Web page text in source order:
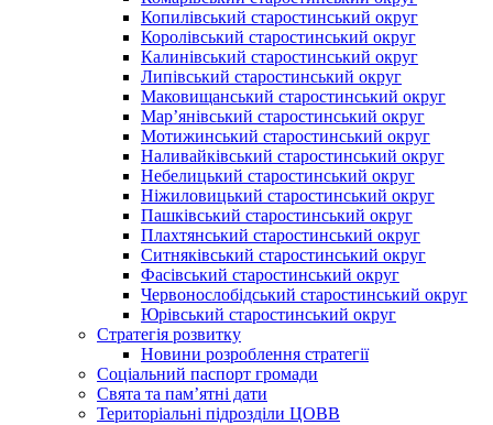
Копилівський старостинський округ
Королівський старостинський округ
Калинівський старостинський округ
Липівський старостинський округ
Маковищанський старостинський округ
Мар’янівський старостинський округ
Мотижинський старостинський округ
Наливайківський старостинський округ
Небелицький старостинський округ
Ніжиловицький старостинський округ
Пашківський старостинський округ
Плахтянський старостинський округ
Ситняківський старостинський округ
Фасівський старостинський округ
Червонослобідський старостинський округ
Юрівський старостинський округ
Стратегія розвитку
Новини розроблення стратегії
Соціальний паспорт громади
Свята та пам’ятні дати
Територіальні підрозділи ЦОВВ